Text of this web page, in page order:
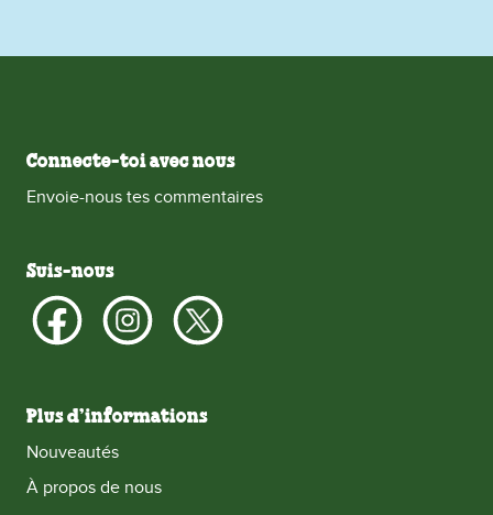
Connecte-toi avec nous
Envoie-nous tes commentaires
Suis-nous
Plus d’informations
Nouveautés
À propos de nous